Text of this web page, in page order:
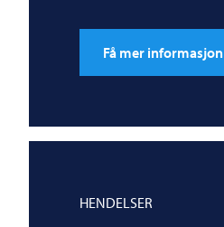
Få mer informasjon
HENDELSER